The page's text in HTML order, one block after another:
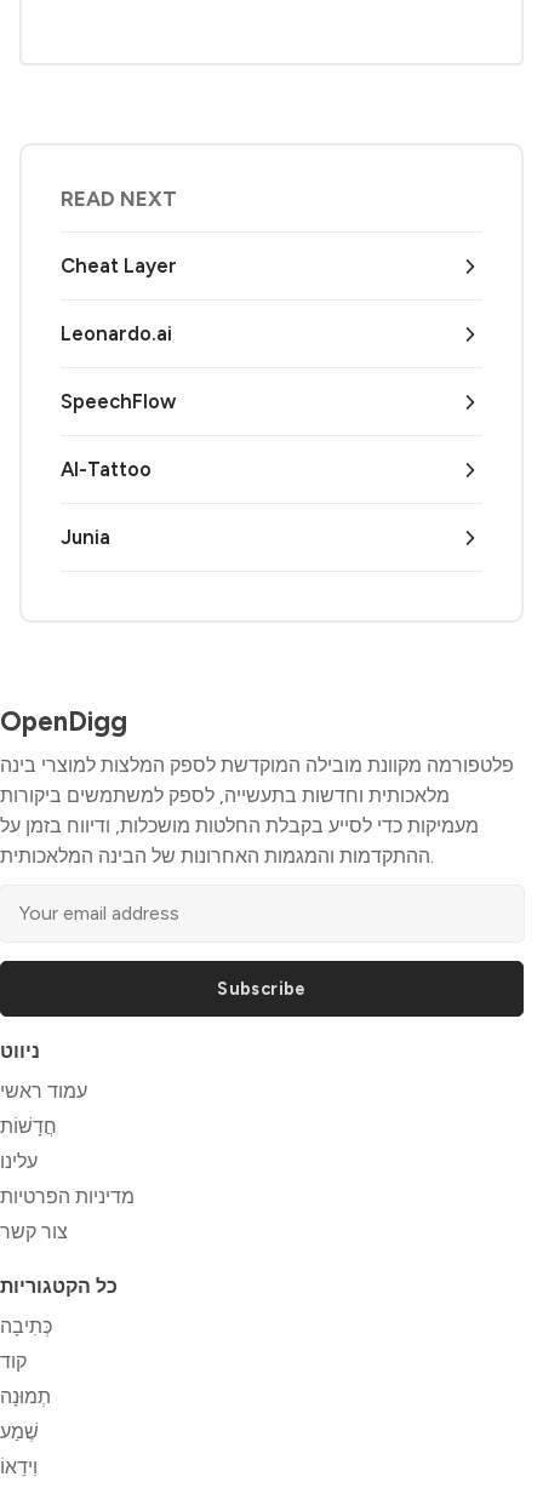
READ NEXT
Cheat Layer
Leonardo.ai
SpeechFlow
AI-Tattoo
Junia
OpenDigg
פלטפורמה מקוונת מובילה המוקדשת לספק המלצות למוצרי בינה
מלאכותית וחדשות בתעשייה, לספק למשתמשים ביקורות
מעמיקות כדי לסייע בקבלת החלטות מושכלות, ודיווח בזמן על
ההתקדמות והמגמות האחרונות של הבינה המלאכותית.
Subscribe
ניווט
עמוד ראשי
חֲדָשׁוֹת
עלינו
מדיניות הפרטיות
צור קשר
כל הקטגוריות
כְּתִיבָה
קוד
תְמוּנָה
שֶׁמַע
וִידֵאוֹ